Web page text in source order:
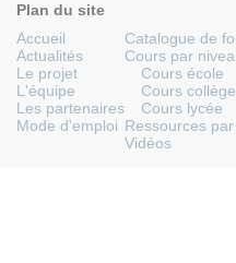
Plan du site
Accueil
Actualités
Le projet
L'équipe
Les partenaires
Mode d'emploi
Catalogue de
Cours par
Cours école
Cours collège
Cours lycée
Ressources
Vidéos